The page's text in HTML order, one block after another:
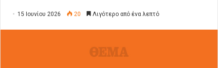
15 Ιουνίου 2026 20 Λιγότερο από ένα λεπτό